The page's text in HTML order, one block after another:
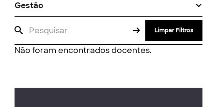
Gestão
Limpar Filtros
Não foram encontrados docentes.